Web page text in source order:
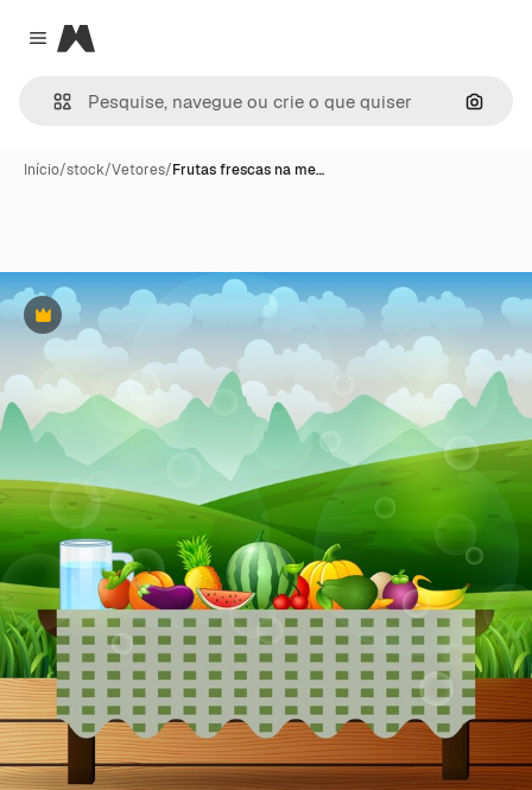
Close menu
Magnific
Início/stock/Vetores/Frutas frescas na me…
Premium